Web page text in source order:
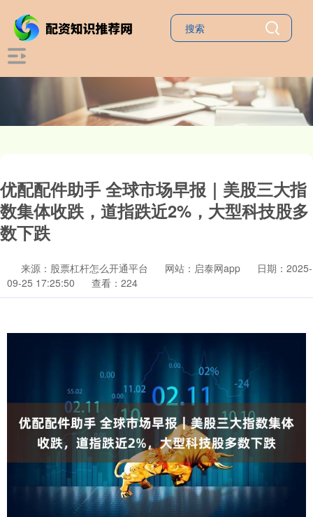
优配配件助手 全球市场早报｜美股三大指
数集体收跌，道指跌近2%，大型科技股多
数下跌
来源：股票杠杆怎么开通平台 网站：启泰网app
日期：2025-
09-25 17:25:50
查看：224